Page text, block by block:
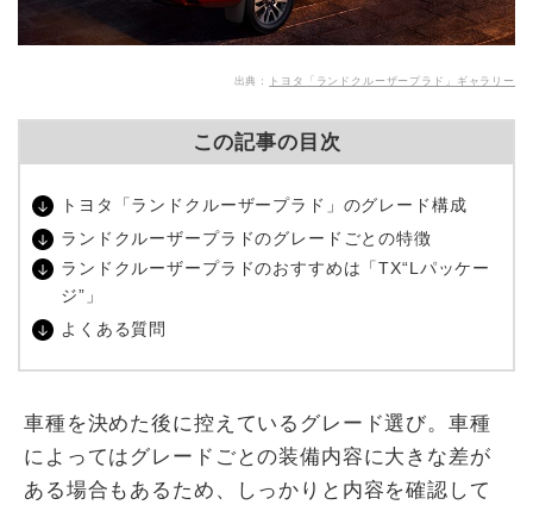
出典： トヨタ「ランドクルーザープラド」ギャラリー
この記事の目次
トヨタ「ランドクルーザープラド」のグレード構成
ランドクルーザープラドのグレードごとの特徴
ランドクルーザープラドのおすすめは「TX“Lパッケー
ジ”」
よくある質問
車種を決めた後に控えているグレード選び。車種
によってはグレードごとの装備内容に大きな差が
ある場合もあるため、しっかりと内容を確認して